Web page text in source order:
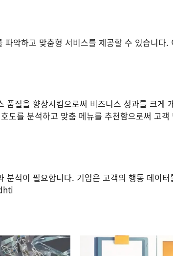
하고 맞춤형 서비스를 제공할 수 있습니다.
질을 향상시킴으로써 비즈니스 성과를 크게
를 분석하고 맞춤 메뉴를 추천함으로써 고객
석이 필요합니다. 기업은 고객의 행동 데이